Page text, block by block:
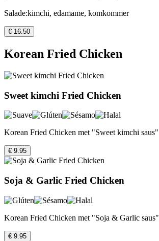
Salade:kimchi, edamame, komkommer
€ 16.50
Korean Fried Chicken
Sweet kimchi Fried Chicken
Korean Fried Chicken met "Sweet kimchi saus"
€ 9.95
Soja & Garlic Fried Chicken
Korean Fried Chicken met "Soja & Garlic saus"
€ 9.95